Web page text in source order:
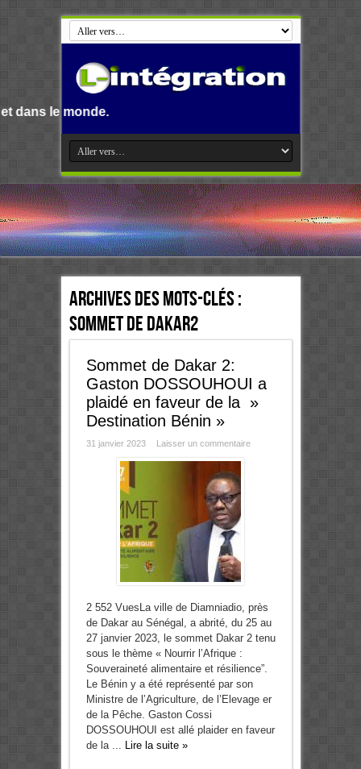
Archives des mots-clés :
Sommet de Dakar2
Sommet de Dakar 2:
Gaston DOSSOUHOUI a
plaidé en faveur de la »
Destination Bénin »
31 janvier 2023 Laisser un commentaire
2 552 VuesLa ville de Diamniadio, près
de Dakar au Sénégal, a abrité, du 25 au
27 janvier 2023, le sommet Dakar 2 tenu
sous le thème « Nourrir l’Afrique :
Souveraineté alimentaire et résilience”.
Le Bénin y a été représenté par son
Ministre de l’Agriculture, de l’Elevage er
de la Pêche. Gaston Cossi
DOSSOUHOUI est allé plaider en faveur
de la ... Lire la suite »